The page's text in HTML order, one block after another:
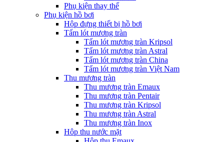
Phụ kiện thay thế
Phụ kiện hồ bơi
Hộp đựng thiết bị hồ bơi
Tấm lót mương tràn
Tấm lót mương tràn Kripsol
Tấm lót mương tràn Astral
Tấm lót mương tràn China
Tấm lót mương tràn Việt Nam
Thu mương tràn
Thu mương tràn Emaux
Thu mương tràn Pentair
Thu mương tràn Kripsol
Thu mương tràn Astral
Thu mương tràn Inox
Hôp thu nước mặt